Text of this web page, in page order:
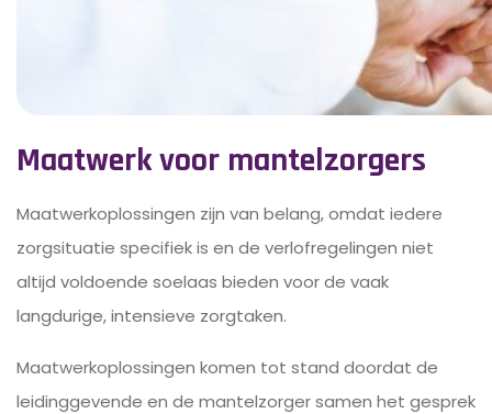
Maatwerk voor mantelzorgers
Maatwerkoplossingen zijn van belang, omdat iedere
zorgsituatie specifiek is en de verlofregelingen niet
altijd voldoende soelaas bieden voor de vaak
langdurige, intensieve zorgtaken.
Maatwerkoplossingen komen tot stand doordat de
leidinggevende en de mantelzorger samen het gesprek